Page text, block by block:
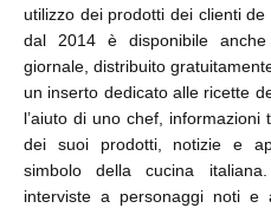
utilizzo dei prodotti dei clienti
dal 2014 è disponibile
giornale, distribuito
un inserto dedicato alle ricette
l’aiuto di uno chef, informazioni
dei suoi prodotti, notizie e
simbolo della cucina
interviste a personaggi noti e